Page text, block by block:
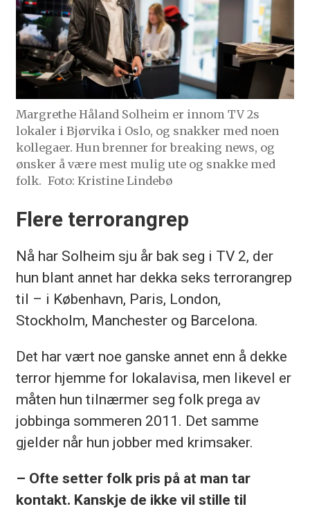
Margrethe Håland Solheim er innom TV 2s
lokaler i Bjørvika i Oslo, og snakker med noen
kollegaer. Hun brenner for breaking news, og
ønsker å være mest mulig ute og snakke med
folk. Foto: Kristine Lindebø
Flere terrorangrep
Nå har Solheim sju år bak seg i TV 2, der
hun blant annet har dekka seks terrorangrep
til – i København, Paris, London,
Stockholm, Manchester og Barcelona.
Det har vært noe ganske annet enn å dekke
terror hjemme for lokalavisa, men likevel er
måten hun tilnærmer seg folk prega av
jobbinga sommeren 2011. Det samme
gjelder når hun jobber med krimsaker.
– Ofte setter folk pris på at man tar
kontakt. Kanskje de ikke vil stille til